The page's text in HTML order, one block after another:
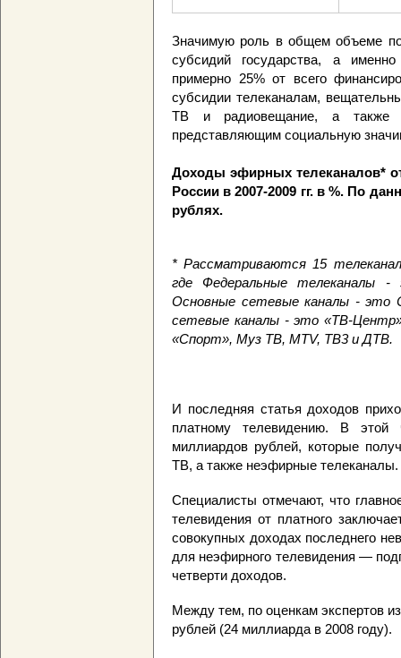
Значимую роль в общем объеме
субсидий государства, а
примерно 25% от всего
субсидии телеканалам,
ТВ и радиовещание, а также
представляющим социальную
Доходы эфирных телеканалов*
России в 2007-2009 гг. в %. По
рублях.
* Рассматриваются 15
где Федеральные телеканалы
Основные сетевые каналы -
сетевые каналы - это «ТВ-
«Спорт», Муз ТВ, MTV, ТВ3 и ДТВ.
И последняя статья доходов
платному телевидению. В этой
миллиардов рублей, которые
ТВ, а также неэфирные телеканалы.
Специалисты отмечают, что
телевидения от платного
совокупных доходах последнего
для неэфирного телевидения —
четверти доходов.
Между тем, по оценкам экспертов
рублей (24 миллиарда в 2008 году).